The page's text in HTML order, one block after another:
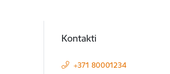
Kontakti
+371 80001234